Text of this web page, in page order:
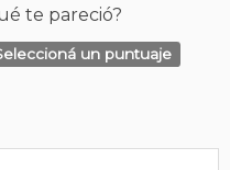
te pareció?
un puntuaje